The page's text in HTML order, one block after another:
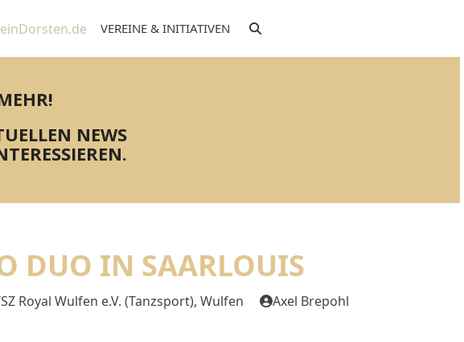
VEREINE & INITIATIVEN
NEWS
DUO IN SAARLOUIS
Royal Wulfen e.V. (Tanzsport), Wulfen Axel Brepohl